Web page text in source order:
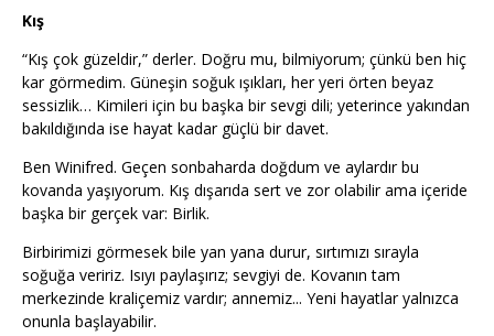
Kış
“Kış çok güzeldir,” derler. Doğru mu, bilmiyorum; çünkü ben hiç
kar görmedim. Güneşin soğuk ışıkları, her yeri örten beyaz
sessizlik… Kimileri için bu başka bir sevgi dili; yeterince yakından
bakıldığında ise hayat kadar güçlü bir davet.
Ben Winifred. Geçen sonbaharda doğdum ve aylardır bu
kovanda yaşıyorum. Kış dışarıda sert ve zor olabilir ama içeride
başka bir gerçek var: Birlik.
Birbirimizi görmesek bile yan yana durur, sırtımızı sırayla
soğuğa veririz. Isıyı paylaşırız; sevgiyi de. Kovanın tam
merkezinde kraliçemiz vardır; annemiz... Yeni hayatlar yalnızca
onunla başlayabilir.